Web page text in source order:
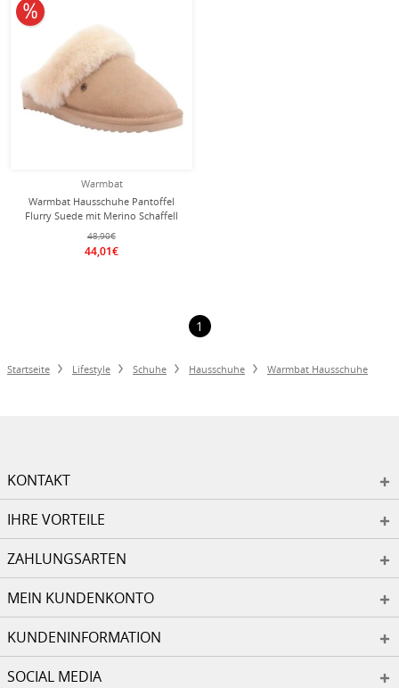
Warmbat
Warmbat Hausschuhe Pantoffel
Flurry Suede mit Merino Schaffell
hellbraun Damen
48,90€
44,01€
10% reduziert
1
Startseite Lifestyle Schuhe Hausschuhe Warmbat Hausschuhe
KONTAKT
IHRE VORTEILE
ZAHLUNGSARTEN
MEIN KUNDENKONTO
KUNDENINFORMATION
SOCIAL MEDIA